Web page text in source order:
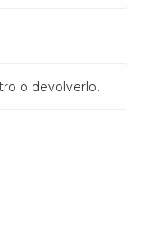
o devolverlo.